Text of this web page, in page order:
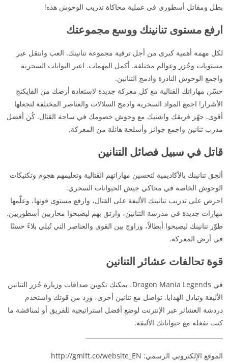
بطل ومقاتل أسطوري في عملية محاكاة تدريب الوحوش هذه!
ارفع مستوى تنانينك ووسع مجموعتك
لكل مهمة أهمية كبرى من أجل ترقية مجموعة تنانينك. العب وانتقل عبر
مستويات وجُزر وعوالم مختلفة. أكمل المهمات. اعبر البوابات السحرية
واجمع الوحوش النادرة وادمج التنانين.
حسّن مهاراتك القتالية مع كل معركة جديدة لاستعادة أرضك من الفايكنج
الأشرار! اجمع المواد السحرية وادمج السلالات والعناصر المختلفة لتجعلها
أقوى. جهّز فريقك واشتبك مع وحوش خصومك في ساحة القتال. كُن أفضل
مدرب تنانين واجمع جوائز وأسلحة هائلة من المعركة.
قاتل في سبيل فصائل التنانين
ألحِق تنانينك بالأكاديمية لتحسين مهاراتهم القتالية وتعليمهم هجوم وتكتيكات
الوحوش الخاصة في محاكي جيش الحيوانات السحري.
احرص على تدريب تنانينك الأليفة على القتال، وارفع مستوى قوتها، وعلّمها
مهارات جديدة في مدرسة التنانين، وارتق بهم ليصبحوا محاربين أسطوريين.
طوّر تنانينك ليصبحوا أبطالاً، وزاوج بين القوى والعناصر التي تُبلي بلاءً حسنًا
في أرض المعركة.
قوة تحالفات عشائر التنانين
في Dragon Mania Legends، يمكنك تكوين صداقات وزيارة جُزر التنانين
الأليفة وتبادل الهدايا. تواصل مع تنانين أخرى، وزِد من قوتك واستخدم
دردشة العشائر عبر الإنترنت لوضع أفضل استراتيجية للفريق أو لمناقشة ما
كنت تفعله مع حيواناتك الأليفة.
الموقع الإلكتروني الرسمي: http://gmlft.co/website_EN